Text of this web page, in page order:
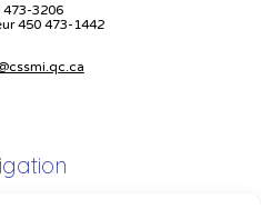
473-3206
450 473-1442